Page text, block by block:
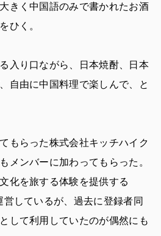
きく中国語のみで書かれたお酒
ひく。
入り口ながら、日本焼酎、日本
自由に中国料理で楽しんで、と
もらった株式会社キッチハイク
メンバーに加わってもらった。
化を旅する体験を提供する
しているが、過去に登録者同
して利用していたのが偶然にも